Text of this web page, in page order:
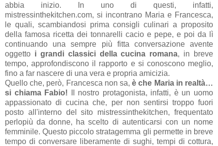
abbia inizio. In uno di questi, infatti,
mistressinthekitchen.com, si incontrano Maria e Francesca,
le quali, scambiandosi prima consigli culinari a proposito
della famosa ricetta dei tonnarelli cacio e pepe, e poi da lì
continuando una sempre più fitta conversazione avente
oggetto i grandi classici della cucina romana, in breve
tempo, approfondiscono il rapporto e si conoscono meglio,
fino a far nascere di una vera e propria amicizia.
Quello che, però, Francesca non sa,è che Maria in realtà…
si chiama Fabio! Il nostro protagonista, infatti, è un uomo
appassionato di cucina che, per non sentirsi troppo fuori
posto all'interno del sito mistressinthekitchen, frequentato
perlopiù da donne, ha scelto di autenticarsi con un nome
femminile. Questo piccolo stratagemma gli permette in breve
tempo di conversare liberamente di sughi, tempi di cottura,